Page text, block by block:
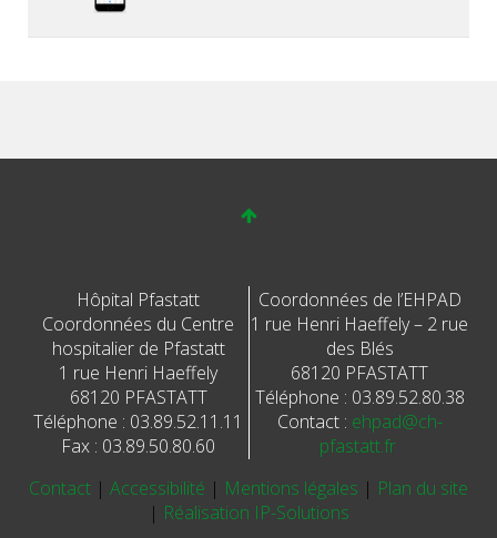
Hôpital Pfastatt
Coordonnées du Centre
hospitalier de Pfastatt
1 rue Henri Haeffely
68120 PFASTATT
Téléphone : 03.89.52.11.11
Fax : 03.89.50.80.60
Coordonnées de l’EHPAD
1 rue Henri Haeffely – 2 rue
des Blés
68120 PFASTATT
Téléphone : 03.89.52.80.38
Contact : ehpad@ch-
pfastatt.fr
Contact | Accessibilité | Mentions légales | Plan du site
| Réalisation IP-Solutions